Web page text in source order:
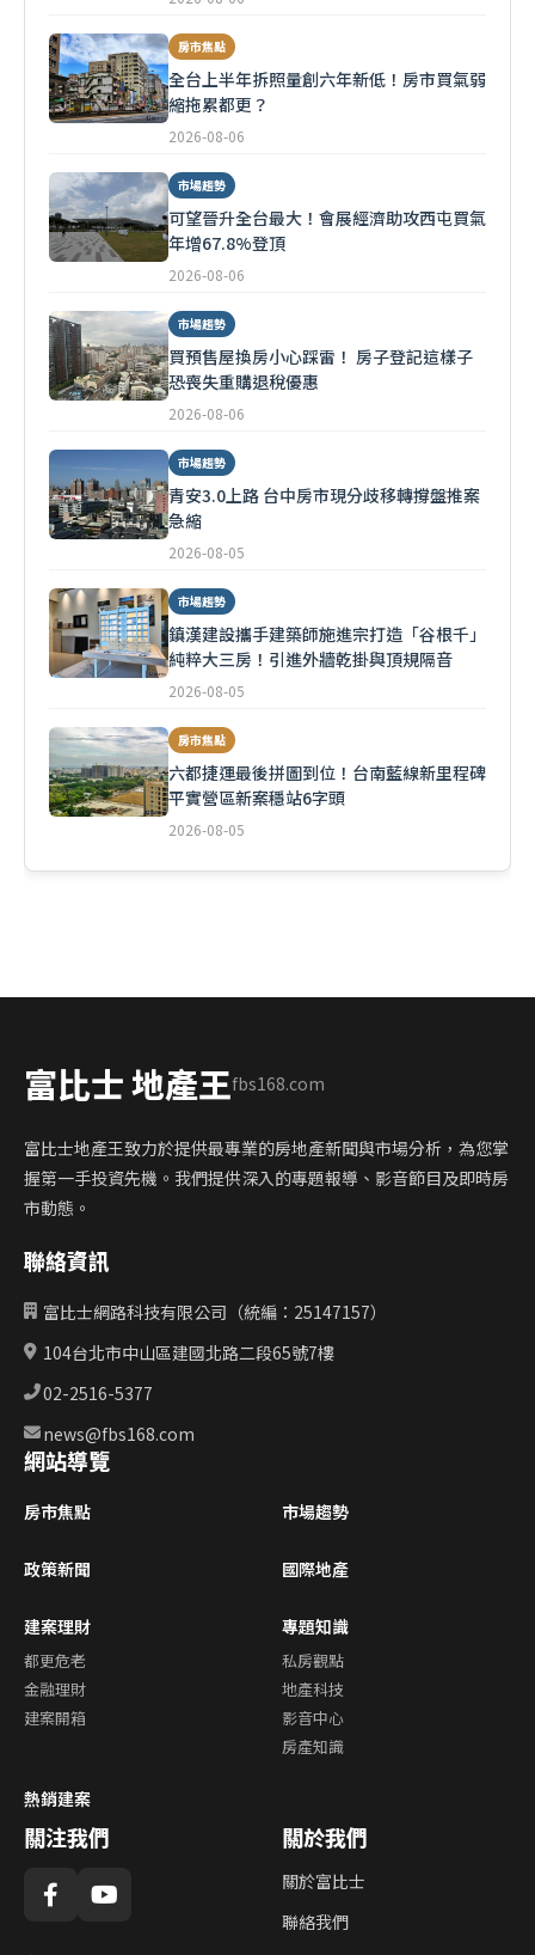
房市焦點
全台上半年拆照量創六年新低！房市買氣弱
縮拖累都更？
2026-08-06
市場趨勢
可望晉升全台最大！會展經濟助攻西屯買氣
年增67.8%登頂
2026-08-06
市場趨勢
買預售屋換房小心踩雷！ 房子登記這樣子
恐喪失重購退稅優惠
2026-08-06
市場趨勢
青安3.0上路 台中房市現分歧移轉撐盤推案
急縮
2026-08-05
市場趨勢
鎮漢建設攜手建築師施進宗打造「谷根千」
純粹大三房！引進外牆乾掛與頂規隔音
2026-08-05
房市焦點
六都捷運最後拼圖到位！台南藍線新里程碑
平實營區新案穩站6字頭
2026-08-05
富比士 地產王fbs168.com
富比士地產王致力於提供最專業的房地產新聞與市場分析，為您掌
握第一手投資先機。我們提供深入的專題報導、影音節目及即時房
市動態。
聯絡資訊
富比士網路科技有限公司（統編：25147157）
104台北市中山區建國北路二段65號7樓
02-2516-5377
news@fbs168.com
網站導覽
房市焦點 市場趨勢
政策新聞 國際地產
建案理財
都更危老
金融理財
建案開箱
專題知識
私房觀點
地產科技
影音中心
房產知識
熱銷建案
關注我們 關於我們
關於富比士
聯絡我們